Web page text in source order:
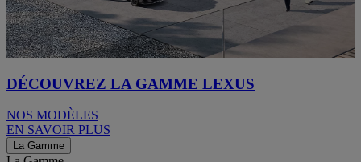
DÉCOUVREZ LA GAMME LEXUS
NOS MODÈLES
EN SAVOIR PLUS
La Gamme